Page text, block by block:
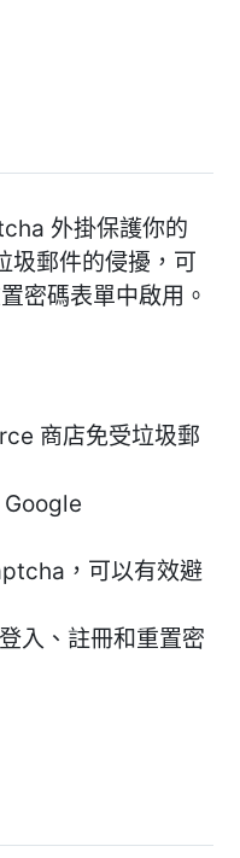
外掛保護你的
圾郵件的侵擾，可
密碼表單中啟用。
商店免受垃圾郵
，可以有效避
入、註冊和重置密